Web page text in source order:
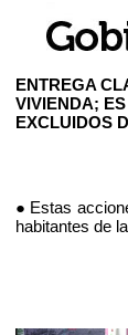
ENTREGA
VIVIENDA;
EXCLUIDOS
● Estas
habitantes de